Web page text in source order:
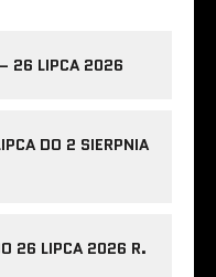
26 LIPCA 2026
DO 2 SIERPNIA
26 LIPCA 2026 R.